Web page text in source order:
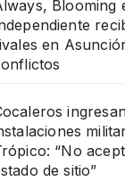
Blooming
en
“No
de sitio”